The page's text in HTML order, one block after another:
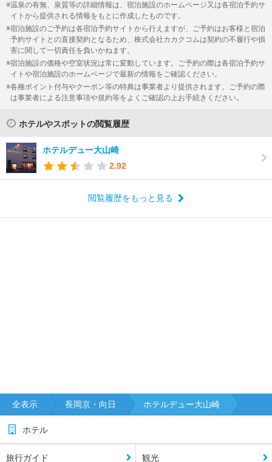
温泉の有無、泉質等の詳細情報は、宿泊施設のホームページ又は各宿泊予約サ
イトから提供される情報をもとに作成したものです。
宿泊施設のご予約は各宿泊予約サイトから行えますが、ご予約はお客様と宿泊
予約サイトとの直接契約となるため、株式会社カカクコムは契約の不履行や損
害に関して一切責任を負いかねます。
宿泊施設の価格や空室状況は常に変動しています。ご予約の際は各宿泊予約サ
イトや宿泊施設のホームページで最新の情報をご確認ください。
各種ポイント付与やクーポン等の特典は事業者より提供されます。ご予約の際
は事業者による注意事項や規約等をよくご確認の上お手続きください。
ホテルやスポットの閲覧履歴
ホテルデュー大山崎
2.92
閲覧履歴をもっと見る
全表示 長岡京・向日 ホテルデュー大山崎
ホテル
旅行ガイド 観光